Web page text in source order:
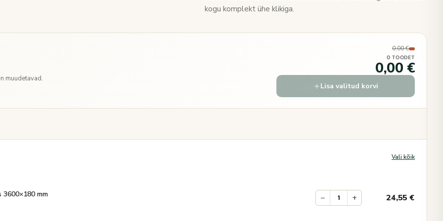
kogu komplekt ühe klikiga.
muudetavad.
0,00 €
0 TOODET
0,00 €
Lisa valitud korvi
Vali kõik
3600×180 mm − + 24,55€